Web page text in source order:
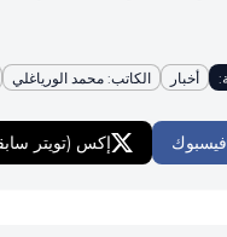
أخبار الكاتب: محمد الورياغلي
فيسبوك إكس (تويتر